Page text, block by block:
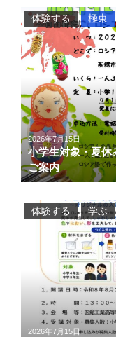
2026年7月15日
小学生対象・夏休
ご案内
体験する 極東
2026年7月15日
体験する 学ぶ